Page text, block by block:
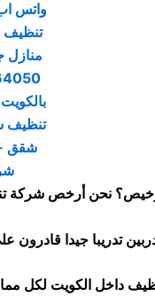
نحن أرخص شركة
داخل الكويت لكل مما